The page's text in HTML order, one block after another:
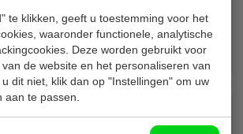
te klikken, geeft u toestemming voor het
waaronder functionele, analytische
Deze worden gebruikt voor
de website en het personaliseren van
dit niet, klik dan op "Instellingen" om uw
te passen.
| Inhoud 550 ml | 800 stuks
Bekijken